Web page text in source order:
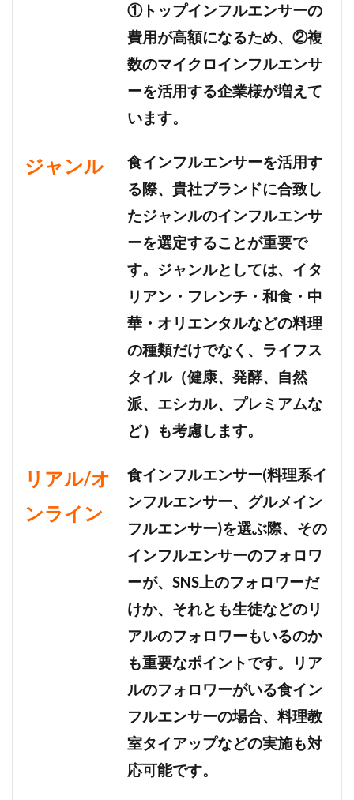
①トップインフルエンサーの
費用が高額になるため、②複
数のマイクロインフルエンサ
ーを活用する企業様が増えて
います。
ジャンル
食インフルエンサーを活用す
る際、貴社ブランドに合致し
たジャンルのインフルエンサ
ーを選定することが重要で
す。ジャンルとしては、イタ
リアン・フレンチ・和食・中
華・オリエンタルなどの料理
の種類だけでなく、ライフス
タイル（健康、発酵、自然
派、エシカル、プレミアムな
ど）も考慮します。
リアル/オ
ンライン
食インフルエンサー(料理系イ
ンフルエンサー、グルメイン
フルエンサー)を選ぶ際、その
インフルエンサーのフォロワ
ーが、SNS上のフォロワーだ
けか、それとも生徒などのリ
アルのフォロワーもいるのか
も重要なポイントです。リア
ルのフォロワーがいる食イン
フルエンサーの場合、料理教
室タイアップなどの実施も対
応可能です。